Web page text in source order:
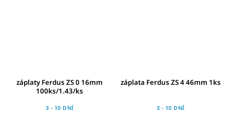
záplaty Ferdus ZS 0 16mm
100ks/1.43/ks
3 - 10 DNÍ
záplata Ferdus ZS 4 46mm 1ks
3 - 10 DNÍ